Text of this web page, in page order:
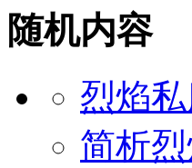
随机内容
烈焰
简析